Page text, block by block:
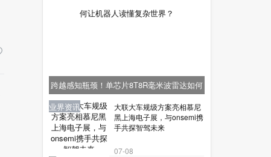
跨越感知瓶颈！单芯片8T8R毫米波雷达如何
让机器人读懂复杂世界？
业界资讯
大联大车规级方案亮相慕尼
黑上海电子展，与onsemi携
手共探智驾未来
07-08
新品报到
业界资讯
业界资讯
业界资讯